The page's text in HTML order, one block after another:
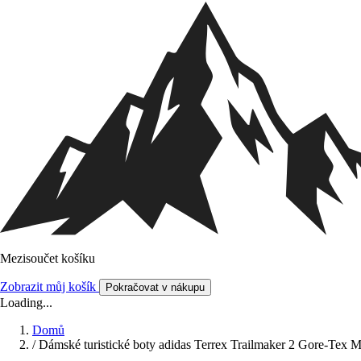
Mezisoučet košíku
Zobrazit můj košík Pokračovat v nákupu
Loading...
Domů
/ Dámské turistické boty adidas Terrex Trailmaker 2 Gore-Tex